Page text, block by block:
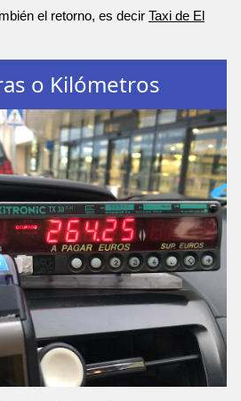
el retorno, es decir Taxi de El
o Kilómetros